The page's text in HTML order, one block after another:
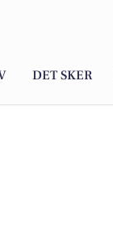
DET SKER